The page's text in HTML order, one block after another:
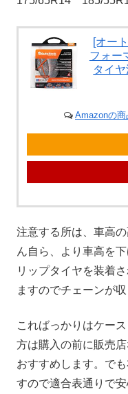
[オー
フォー
タイ
Amazonの
注意する所は、車高
ん自ら、より車高を
リップタイヤを装着
ますのでチェーンが
こればっかりはケー
方は購入の前に販売
おすすめします。で
すので適合表通りで